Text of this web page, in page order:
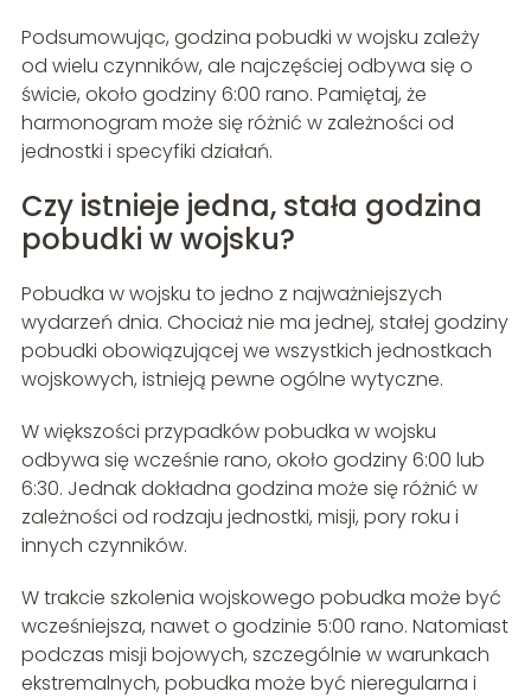
Podsumowując, godzina pobudki w wojsku zależy
od wielu czynników, ale najczęściej odbywa się o
świcie, około godziny 6:00 rano. Pamiętaj, że
harmonogram może się różnić w zależności od
jednostki i specyfiki działań.
Czy istnieje jedna, stała godzina
pobudki w wojsku?
Pobudka w wojsku to jedno z najważniejszych
wydarzeń dnia. Chociaż nie ma jednej, stałej godziny
pobudki obowiązującej we wszystkich jednostkach
wojskowych, istnieją pewne ogólne wytyczne.
W większości przypadków pobudka w wojsku
odbywa się wcześnie rano, około godziny 6:00 lub
6:30. Jednak dokładna godzina może się różnić w
zależności od rodzaju jednostki, misji, pory roku i
innych czynników.
W trakcie szkolenia wojskowego pobudka może być
wcześniejsza, nawet o godzinie 5:00 rano. Natomiast
podczas misji bojowych, szczególnie w warunkach
ekstremalnych, pobudka może być nieregularna i